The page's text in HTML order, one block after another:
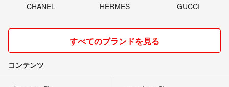
CHANEL HERMES GUCCI
すべてのブランドを見る
コンテンツ